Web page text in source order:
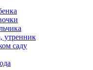
утренник
саду